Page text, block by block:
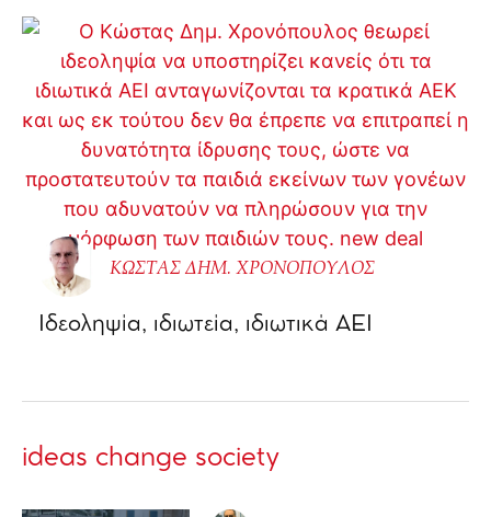
ΚΩΣΤΑΣ ΔΗΜ. ΧΡΟΝΟΠΟΥΛΟΣ
Ιδεοληψία, ιδιωτεία, ιδιωτικά ΑΕΙ
ideas change society